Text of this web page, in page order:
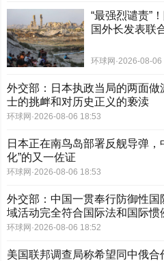
“最强烈谴责”
国外长发表联
环球网 ·2026-08-06
外交部：日本执政当局的两面做
士的挑衅和对历史正义的亵渎
环球网 ·2026-08-06 18:53
日本正在南鸟岛部署反舰导弹
化”的又一佐证
环球网 ·2026-08-06 18:53
外交部：中国一贯奉行防御性
域活动完全符合国际法和国际惯
环球网 ·2026-08-06 18:52
美国联邦调查局称希望同中俄合